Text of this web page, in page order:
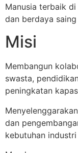
Manusia terbaik
dan berdaya
Misi
Membangun
swasta,
peningkatan
dan
kebutuhan